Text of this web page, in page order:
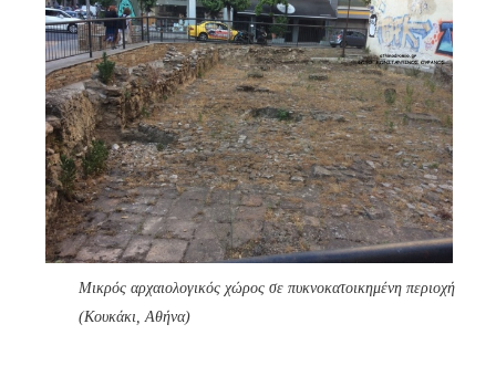
Μικρός αρχαιολογικός χώρος σε πυκνοκατοικημένη περιοχή
(Κουκάκι, Αθήνα)